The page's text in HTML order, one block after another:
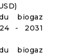
biogaz
- 2031
biogaz